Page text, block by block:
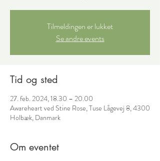
Tilmeldingen er lukket
Se andre events
Tid og sted
27. feb. 2024, 18.30 – 20.00
Awareheart ved Stine Rose, Tuse Lågevej 8, 4300
Holbæk, Danmark
Om eventet